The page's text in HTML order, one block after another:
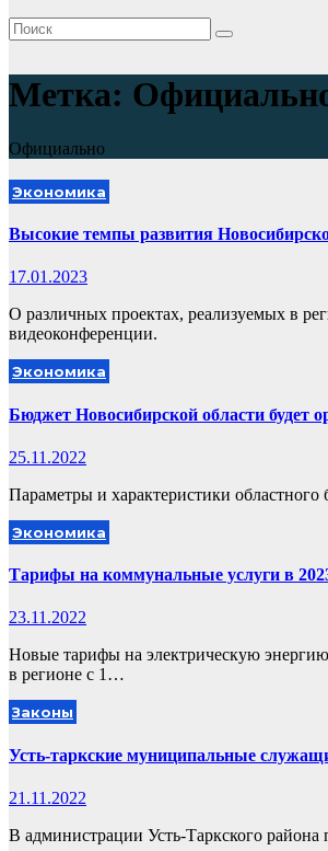
Метка:
Официально
Экономика
Высокие темпы развития
17.01.2023
О различных проектах, реализуемых в
видеоконференции.
Экономика
Бюджет Новосибирской области будет
25.11.2022
Параметры и характеристики областного
Экономика
Тарифы на коммунальные услуги в
23.11.2022
Новые тарифы на электрическую
в регионе с 1…
Законы
Усть-таркские муниципальные
21.11.2022
В администрации Усть-Таркского района